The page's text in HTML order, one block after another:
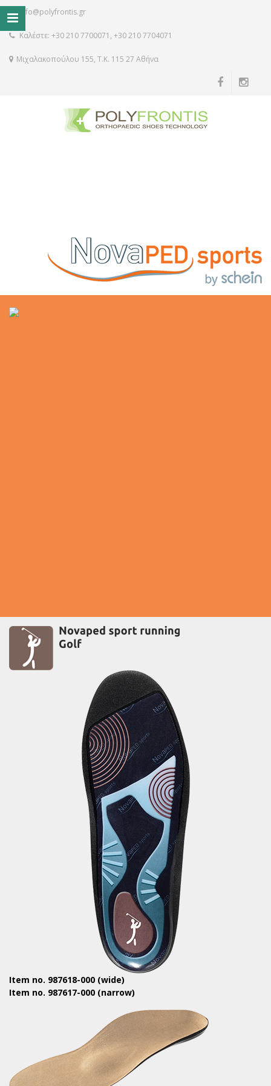
info@polyfrontis.gr
Καλέστε: +30 210 7700071, +30 210 7704071
Μιχαλακοπούλου 155, Τ.Κ. 115 27 Αθήνα
Item no. 987618-000 (wide)
Item no. 987617-000 (narrow)